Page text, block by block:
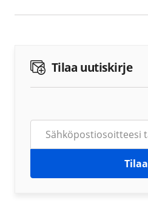
Tilaa uutiskirje
Tilaa